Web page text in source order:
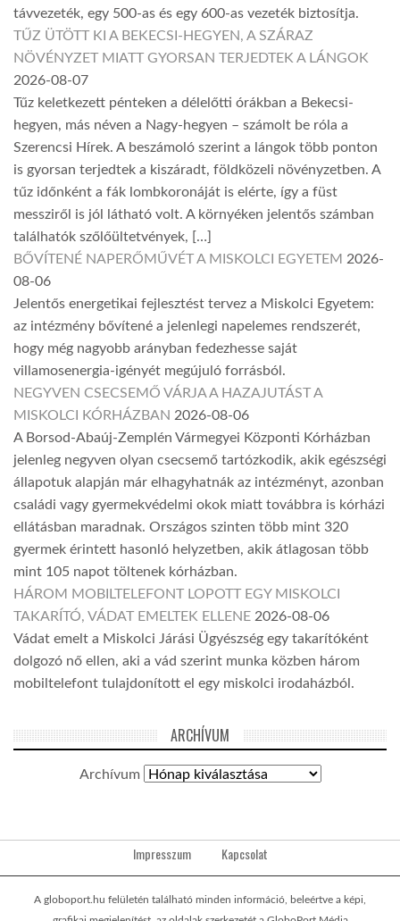
távvezeték, egy 500-as és egy 600-as vezeték biztosítja.
TŰZ ÜTÖTT KI A BEKECSI-HEGYEN, A SZÁRAZ
NÖVÉNYZET MIATT GYORSAN TERJEDTEK A LÁNGOK
2026-08-07
Tűz keletkezett pénteken a délelőtti órákban a Bekecsi-
hegyen, más néven a Nagy-hegyen – számolt be róla a
Szerencsi Hírek. A beszámoló szerint a lángok több ponton
is gyorsan terjedtek a kiszáradt, földközeli növényzetben. A
tűz időnként a fák lombkoronáját is elérte, így a füst
messziről is jól látható volt. A környéken jelentős számban
találhatók szőlőültetvények, […]
BŐVÍTENÉ NAPERŐMŰVÉT A MISKOLCI EGYETEM 2026-
08-06
Jelentős energetikai fejlesztést tervez a Miskolci Egyetem:
az intézmény bővítené a jelenlegi napelemes rendszerét,
hogy még nagyobb arányban fedezhesse saját
villamosenergia-igényét megújuló forrásból.
NEGYVEN CSECSEMŐ VÁRJA A HAZAJUTÁST A
MISKOLCI KÓRHÁZBAN 2026-08-06
A Borsod-Abaúj-Zemplén Vármegyei Központi Kórházban
jelenleg negyven olyan csecsemő tartózkodik, akik egészségi
állapotuk alapján már elhagyhatnák az intézményt, azonban
családi vagy gyermekvédelmi okok miatt továbbra is kórházi
ellátásban maradnak. Országos szinten több mint 320
gyermek érintett hasonló helyzetben, akik átlagosan több
mint 105 napot töltenek kórházban.
HÁROM MOBILTELEFONT LOPOTT EGY MISKOLCI
TAKARÍTÓ, VÁDAT EMELTEK ELLENE 2026-08-06
Vádat emelt a Miskolci Járási Ügyészség egy takarítóként
dolgozó nő ellen, aki a vád szerint munka közben három
mobiltelefont tulajdonított el egy miskolci irodaházból.
ARCHÍVUM
Archívum
Impresszum Kapcsolat
A globoport.hu felületén található minden információ, beleértve a képi,